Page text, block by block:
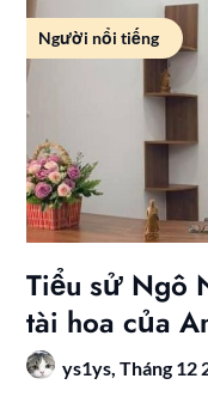
Người nổi tiếng
Tiểu sử Ngô
tài hoa của
ys1ys,Tháng 12